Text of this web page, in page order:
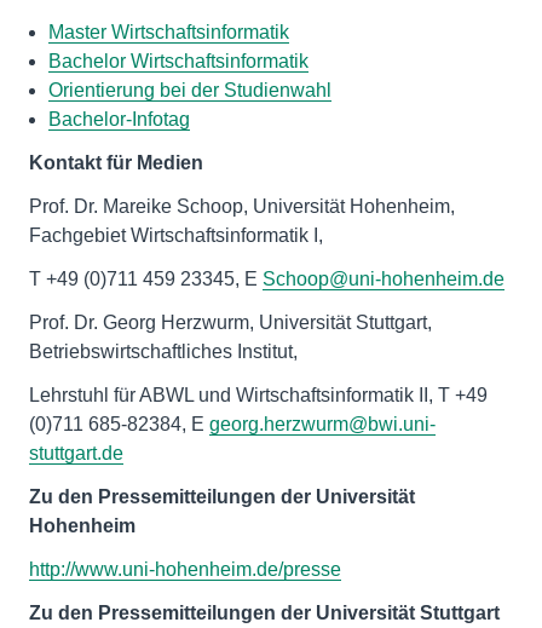
Master Wirtschaftsinformatik
Bachelor Wirtschaftsinformatik
Orientierung bei der Studienwahl
Bachelor-Infotag
Kontakt für Medien
Prof. Dr. Mareike Schoop, Universität Hohenheim,
Fachgebiet Wirtschaftsinformatik I,
T +49 (0)711 459 23345, E Schoop@uni-hohenheim.de
Prof. Dr. Georg Herzwurm, Universität Stuttgart,
Betriebswirtschaftliches Institut,
Lehrstuhl für ABWL und Wirtschaftsinformatik II, T +49
(0)711 685-82384, E georg.herzwurm@bwi.uni-
stuttgart.de
Zu den Pressemitteilungen der Universität
Hohenheim
http://www.uni-hohenheim.de/presse
Zu den Pressemitteilungen der Universität Stuttgart